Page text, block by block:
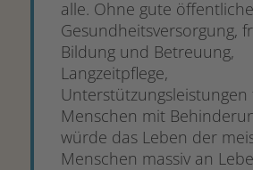
alle. Ohne gute öffentliche
Gesundheitsversorgung,
Bildung und Betreuung,
Langzeitpflege,
Unterstützungsleistungen
Menschen mit
würde das Leben der
Menschen massiv an